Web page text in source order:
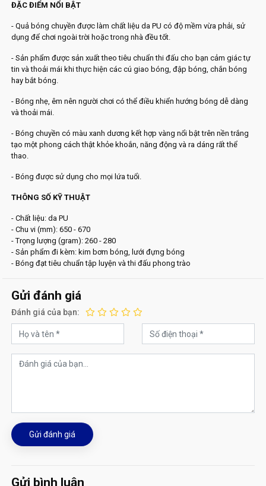
ĐẶC ĐIỂM NỔI BẬT
- Quả bóng chuyền được làm chất liệu da PU có độ mềm vừa phải, sử
dụng để chơi ngoài trời hoặc trong nhà đều tốt.
- Sản phẩm được sản xuất theo tiêu chuẩn thi đấu cho bạn cảm giác tự
tin và thoải mái khi thực hiện các cú giao bóng, đập bóng, chắn bóng
hay bắt bóng.
- Bóng nhẹ, êm nên người chơi có thể điều khiển hướng bóng dễ dàng
và thoải mái.
- Bóng chuyền có màu xanh dương kết hợp vàng nổi bật trên nền trắng
tạo một phong cách thật khỏe khoắn, năng động và ra dáng rất thể
thao.
- Bóng được sử dụng cho mọi lứa tuổi.
THÔNG SỐ KỸ THUẬT
- Chất liệu: da PU
- Chu vi (mm): 650 - 670
- Trọng lượng (gram): 260 - 280
- Sản phẩm đi kèm: kim bơm bóng, lưới đựng bóng
- Bóng đạt tiêu chuẩn tập luyện và thi đấu phong trào
Gửi đánh giá
Đánh giá của bạn:
Gửi đánh giá
Gửi bình luận